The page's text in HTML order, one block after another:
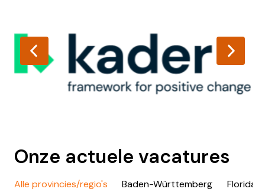
Onze actuele vacatures
Alle provincies/regio's Baden-Württemberg Florida